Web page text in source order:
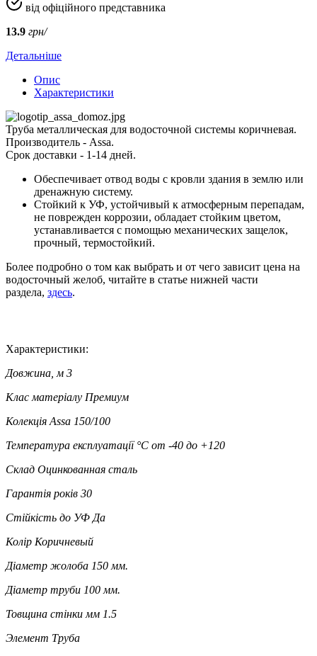
від офіційного представника
13.9 грн/
Детальніше
Опис
Характеристики
Труба металлическая для водосточной системы коричневая.
Производитель - Assa.
Срок доставки - 1-14 дней.
Обеспечивает отвод воды с кровли здания в землю или
дренажную систему.
Стойкий к УФ, устойчивый к атмосферным перепадам,
не поврежден коррозии, обладает стойким цветом,
устанавливается с помощью механических защелок,
прочный, термостойкий.
Более подробно о том как выбрать и от чего зависит цена на
водосточный желоб, читайте в статье нижней части
раздела, здесь.
Характеристики:
Довжина, м 3
Клас матеріалу Премиум
Колекція Assa 150/100
Температура експлуатації °C от -40 до +120
Склад Оцинкованная сталь
Гарантія років 30
Стійкість до УФ Да
Колір Коричневый
Діаметр жолоба 150 мм.
Діаметр труби 100 мм.
Товщина стінки мм 1.5
Элемент Труба